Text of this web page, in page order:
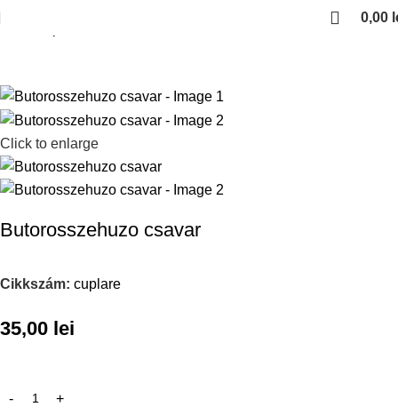
0,00
Click to enlarge
Butorosszehuzo csavar
Cikkszám: cuplare
35,00 lei